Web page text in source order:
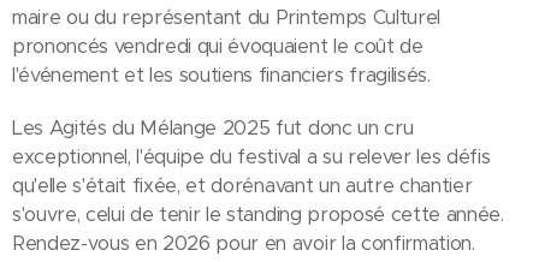
maire ou du représentant du Printemps Culturel
prononcés vendredi qui évoquaient le coût de
l'événement et les soutiens financiers fragilisés.
Les Agités du Mélange 2025 fut donc un cru
exceptionnel, l'équipe du festival a su relever les défis
qu'elle s'était fixée, et dorénavant un autre chantier
s'ouvre, celui de tenir le standing proposé cette année.
Rendez-vous en 2026 pour en avoir la confirmation.